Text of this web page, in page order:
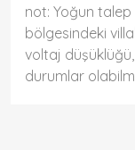
not: Yoğun
bölgesindeki
voltaj düşüklüğü,
durumlar